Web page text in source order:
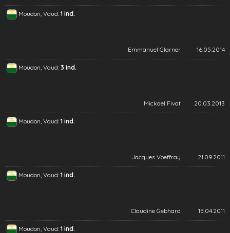
Moudon, Vaud: 1 ind.
Emmanuel Glarner 16.05.2014
Moudon, Vaud: 3 ind.
Mickaël Fivat 20.03.2013
Moudon, Vaud: 1 ind.
Jacques Voeffray 21.09.2011
Moudon, Vaud: 1 ind.
Claudine Gebhard 15.04.2011
Moudon, Vaud: 1 ind.